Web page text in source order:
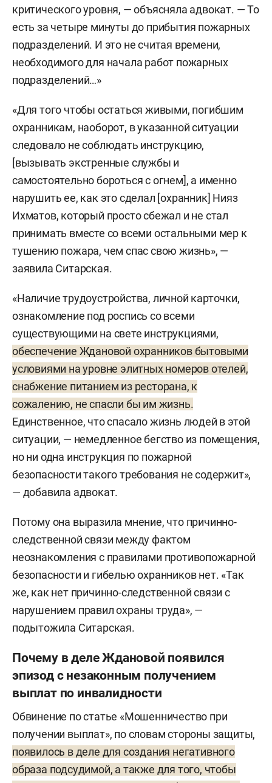
критического уровня, — объясняла адвокат. — То
есть за четыре минуты до прибытия пожарных
подразделений. И это не считая времени,
необходимого для начала работ пожарных
подразделений…»
«Для того чтобы остаться живыми, погибшим
охранникам, наоборот, в указанной ситуации
следовало не соблюдать инструкцию,
[вызывать экстренные службы и
самостоятельно бороться с огнем], а именно
нарушить ее, как это сделал [охранник] Нияз
Ихматов, который просто сбежал и не стал
принимать вместе со всеми остальными мер к
тушению пожара, чем спас свою жизнь», —
заявила Ситарская.
«Наличие трудоустройства, личной карточки,
ознакомление под роспись со всеми
существующими на свете инструкциями,
обеспечение Ждановой охранников бытовыми
условиями на уровне элитных номеров отелей,
снабжение питанием из ресторана, к
сожалению, не спасли бы им жизнь.
Единственное, что спасало жизнь людей в этой
ситуации, — немедленное бегство из помещения,
но ни одна инструкция по пожарной
безопасности такого требования не содержит»,
— добавила адвокат.
Потому она выразила мнение, что причинно-
следственной связи между фактом
неознакомления с правилами противопожарной
безопасности и гибелью охранников нет. «Так
же, как нет причинно-следственной связи с
нарушением правил охраны труда», —
подытожила Ситарская.
Почему в деле Ждановой появился
эпизод с незаконным получением
выплат по инвалидности
Обвинение по статье «Мошенничество при
получении выплат», по словам стороны защиты,
появилось в деле для создания негативного
образа подсудимой, а также для того, чтобы